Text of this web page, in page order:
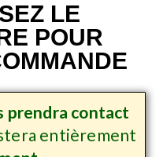
LE
POUR
prendra contact
entièrement